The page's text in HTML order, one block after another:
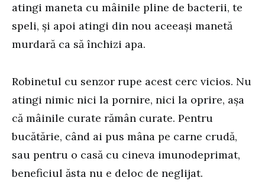
atingi maneta cu mâinile pline de bacterii, te
speli, și apoi atingi din nou aceeași manetă
murdară ca să închizi apa.
Robinetul cu senzor rupe acest cerc vicios. Nu
atingi nimic nici la pornire, nici la oprire, așa
că mâinile curate rămân curate. Pentru
bucătărie, când ai pus mâna pe carne crudă,
sau pentru o casă cu cineva imunodeprimat,
beneficiul ăsta nu e deloc de neglijat.